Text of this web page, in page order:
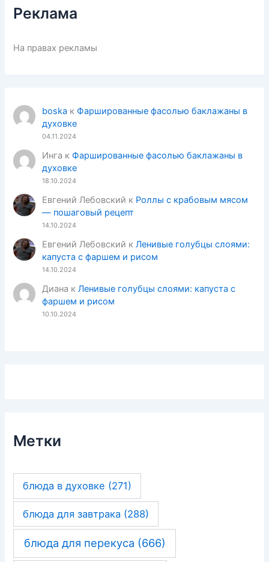
Реклама
На правах рекламы
boska к Фаршированные фасолью баклажаны в
духовке
04.11.2024
Инга к Фаршированные фасолью баклажаны в
духовке
18.10.2024
Евгений Лебовский к Роллы с крабовым мясом
— пошаговый рецепт
14.10.2024
Евгений Лебовский к Ленивые голубцы слоями:
капуста с фаршем и рисом
14.10.2024
Диана к Ленивые голубцы слоями: капуста с
фаршем и рисом
10.10.2024
Метки
блюда в духовке (271)
блюда для завтрака (288)
блюда для перекуса (666)